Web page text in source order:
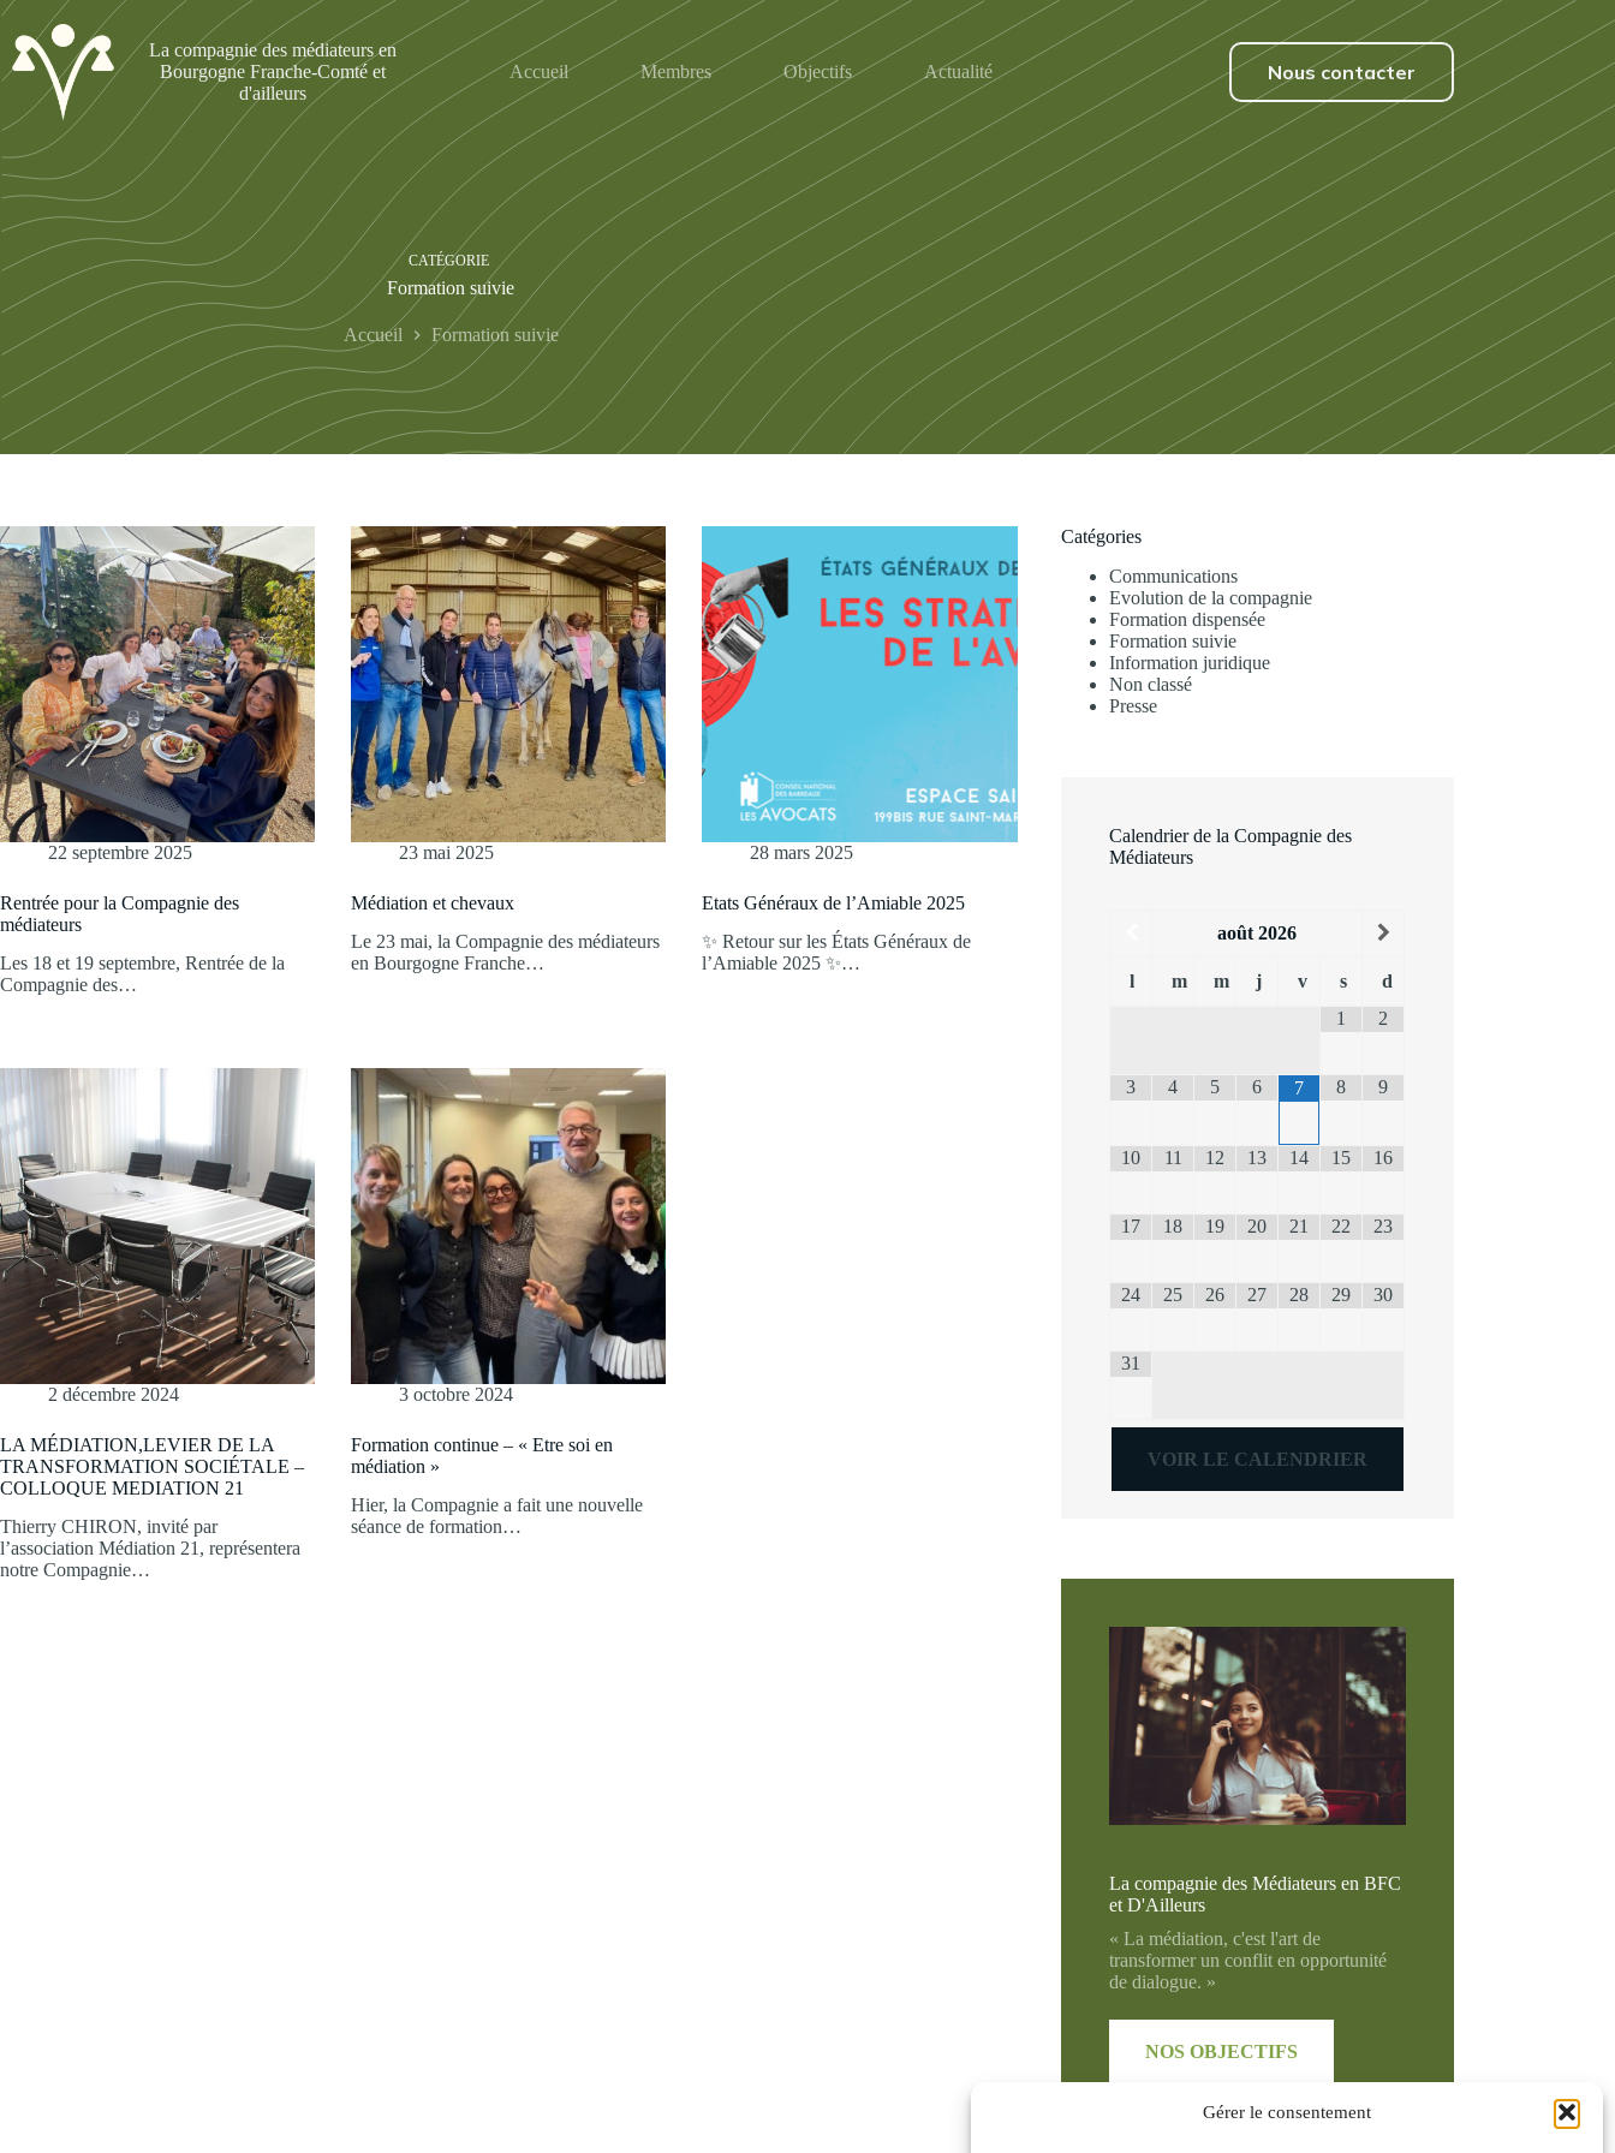
Gérer le consentement
Passer
contenu
La compagnie des médiateurs en
Bourgogne Franche-Comté et
d'ailleurs
Accueil Membres Objectifs Actualité Nous contacter
CATÉGORIE
Formation suivie
Accueil Formation suivie
22 septembre 2025
Rentrée pour la Compagnie des
médiateurs
Les 18 et 19 septembre, Rentrée de la
Compagnie des…
23 mai 2025
Médiation et chevaux
Le 23 mai, la Compagnie des médiateurs
en Bourgogne Franche…
28 mars 2025
Etats Généraux de l’Amiable 2025
✨ Retour sur les États Généraux de
l’Amiable 2025 ✨…
2 décembre 2024
LA MÉDIATION,LEVIER DE LA
TRANSFORMATION SOCIÉTALE –
COLLOQUE MEDIATION 21
Thierry CHIRON, invité par
l’association Médiation 21, représentera
notre Compagnie…
3 octobre 2024
Formation continue – « Etre soi en
médiation »
Hier, la Compagnie a fait une nouvelle
séance de formation…
Catégories
Communications
Evolution de la compagnie
Formation dispensée
Formation suivie
Information juridique
Non classé
Presse
Calendrier de la Compagnie des
Médiateurs
août 2026
l m m j v s
d
1
2
3 4 5 6 7 8 9
10 11 12 13 14 15 16
17 18 19 20 21 22 23
24 25 26 27 28 29 30
31
VOIR LE CALENDRIER
La compagnie des Médiateurs en BFC
et D'Ailleurs
« La médiation, c'est l'art de
transformer un conflit en opportunité
de dialogue. »
NOS OBJECTIFS